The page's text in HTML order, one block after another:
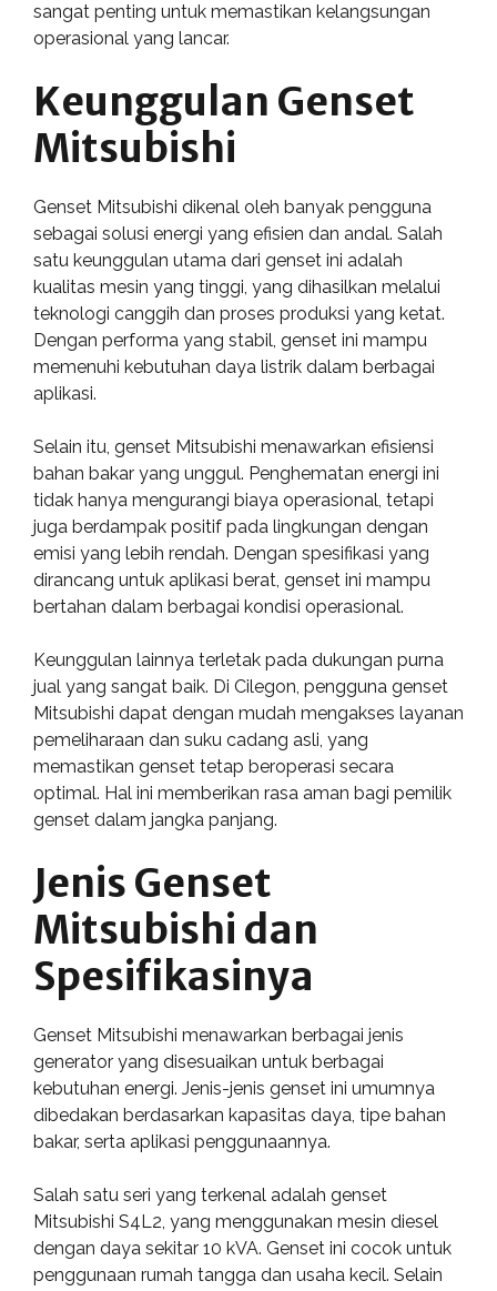
sangat penting untuk memastikan kelangsungan
operasional yang lancar.
Keunggulan Genset
Mitsubishi
Genset Mitsubishi dikenal oleh banyak pengguna
sebagai solusi energi yang efisien dan andal. Salah
satu keunggulan utama dari genset ini adalah
kualitas mesin yang tinggi, yang dihasilkan melalui
teknologi canggih dan proses produksi yang ketat.
Dengan performa yang stabil, genset ini mampu
memenuhi kebutuhan daya listrik dalam berbagai
aplikasi.
Selain itu, genset Mitsubishi menawarkan efisiensi
bahan bakar yang unggul. Penghematan energi ini
tidak hanya mengurangi biaya operasional, tetapi
juga berdampak positif pada lingkungan dengan
emisi yang lebih rendah. Dengan spesifikasi yang
dirancang untuk aplikasi berat, genset ini mampu
bertahan dalam berbagai kondisi operasional.
Keunggulan lainnya terletak pada dukungan purna
jual yang sangat baik. Di Cilegon, pengguna genset
Mitsubishi dapat dengan mudah mengakses layanan
pemeliharaan dan suku cadang asli, yang
memastikan genset tetap beroperasi secara
optimal. Hal ini memberikan rasa aman bagi pemilik
genset dalam jangka panjang.
Jenis Genset
Mitsubishi dan
Spesifikasinya
Genset Mitsubishi menawarkan berbagai jenis
generator yang disesuaikan untuk berbagai
kebutuhan energi. Jenis-jenis genset ini umumnya
dibedakan berdasarkan kapasitas daya, tipe bahan
bakar, serta aplikasi penggunaannya.
Salah satu seri yang terkenal adalah genset
Mitsubishi S4L2, yang menggunakan mesin diesel
dengan daya sekitar 10 kVA. Genset ini cocok untuk
penggunaan rumah tangga dan usaha kecil. Selain